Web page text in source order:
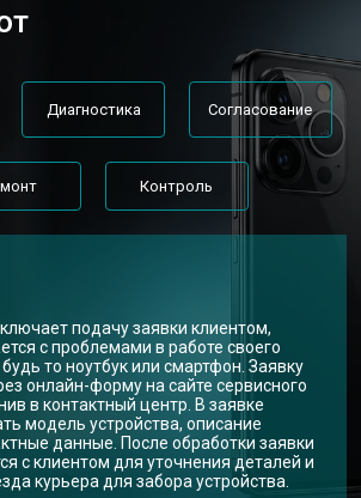
Диагностика Согласование
Контроль
подачу заявки клиентом,
с проблемами в работе своего
то ноутбук или смартфон. Заявку
онлайн-форму на сайте сервисного
в контактный центр. В заявке
модель устройства, описание
данные. После обработки заявки
с клиентом для уточнения деталей и
курьера для забора устройства.